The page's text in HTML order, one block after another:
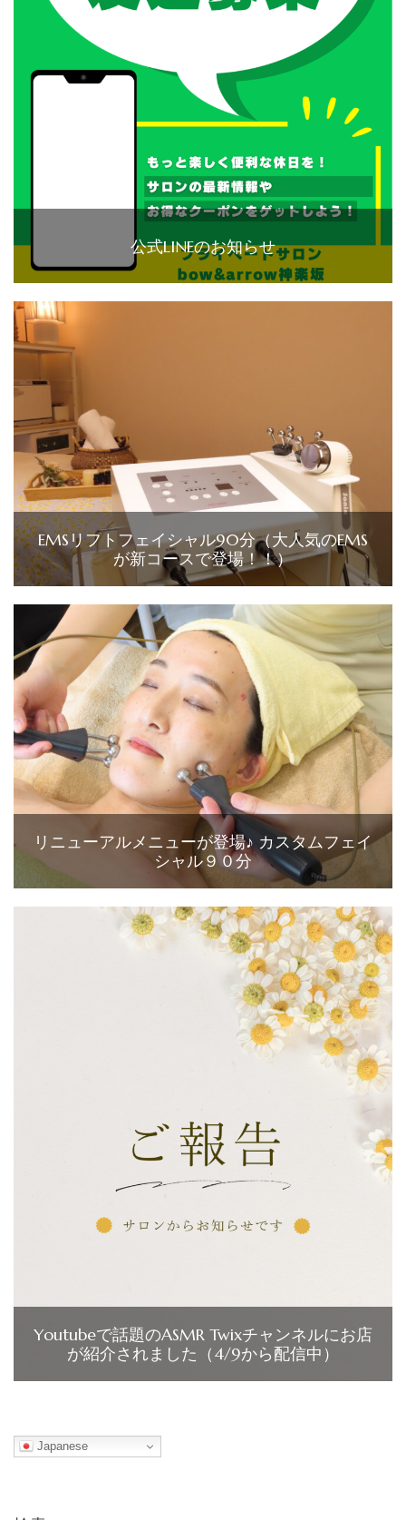
公式LINEのお知らせ
EMSリフトフェイシャル90分（大人気のEMS
が新コースで登場！！）
リニューアルメニューが登場♪ カスタムフェイ
シャル９０分
Youtubeで話題のASMR Twixチャンネルにお店
が紹介されました（4/9から配信中）
Japanese